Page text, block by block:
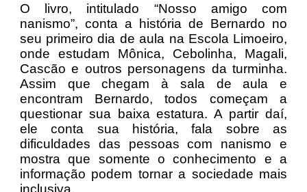
O livro, intitulado “Nosso amigo com
nanismo”, conta a história de Bernardo no
seu primeiro dia de aula na Escola Limoeiro,
onde estudam Mônica, Cebolinha, Magali,
Cascão e outros personagens da turminha.
Assim que chegam à sala de aula e
encontram Bernardo, todos começam a
questionar sua baixa estatura. A partir daí,
ele conta sua história, fala sobre as
dificuldades das pessoas com nanismo e
mostra que somente o conhecimento e a
informação podem tornar a sociedade mais
inclusiva.